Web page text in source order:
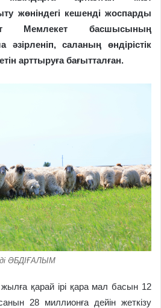
жөніндегі кешенді жоспарды
Мемлекет басшысының
саланың өндірістік
арттыруға бағытталған.
ӘБДІҒАЛЫМ
қарай ірі қара мал басын 12
28 миллионға дейін жеткізу